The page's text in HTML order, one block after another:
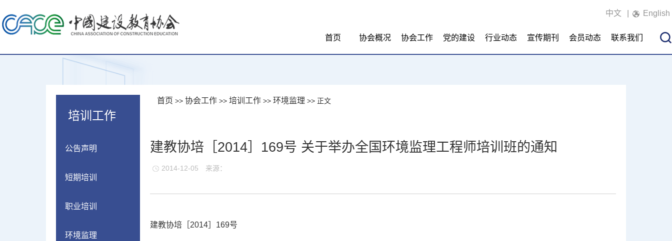
中文 English
首页 协会概况 协会工作 党的建设 行业动态 宣传期刊 会员动态 联系我们
培训工作
公告声明
短期培训
职业培训
环境监理
首页 >> 协会工作>> 培训工作>> 环境监理 >> 正文
建教协培［2014］169号 关于举办全国环境监理工程师培训班的通知
2014-12-05 来源：
建教协培［2014］169号